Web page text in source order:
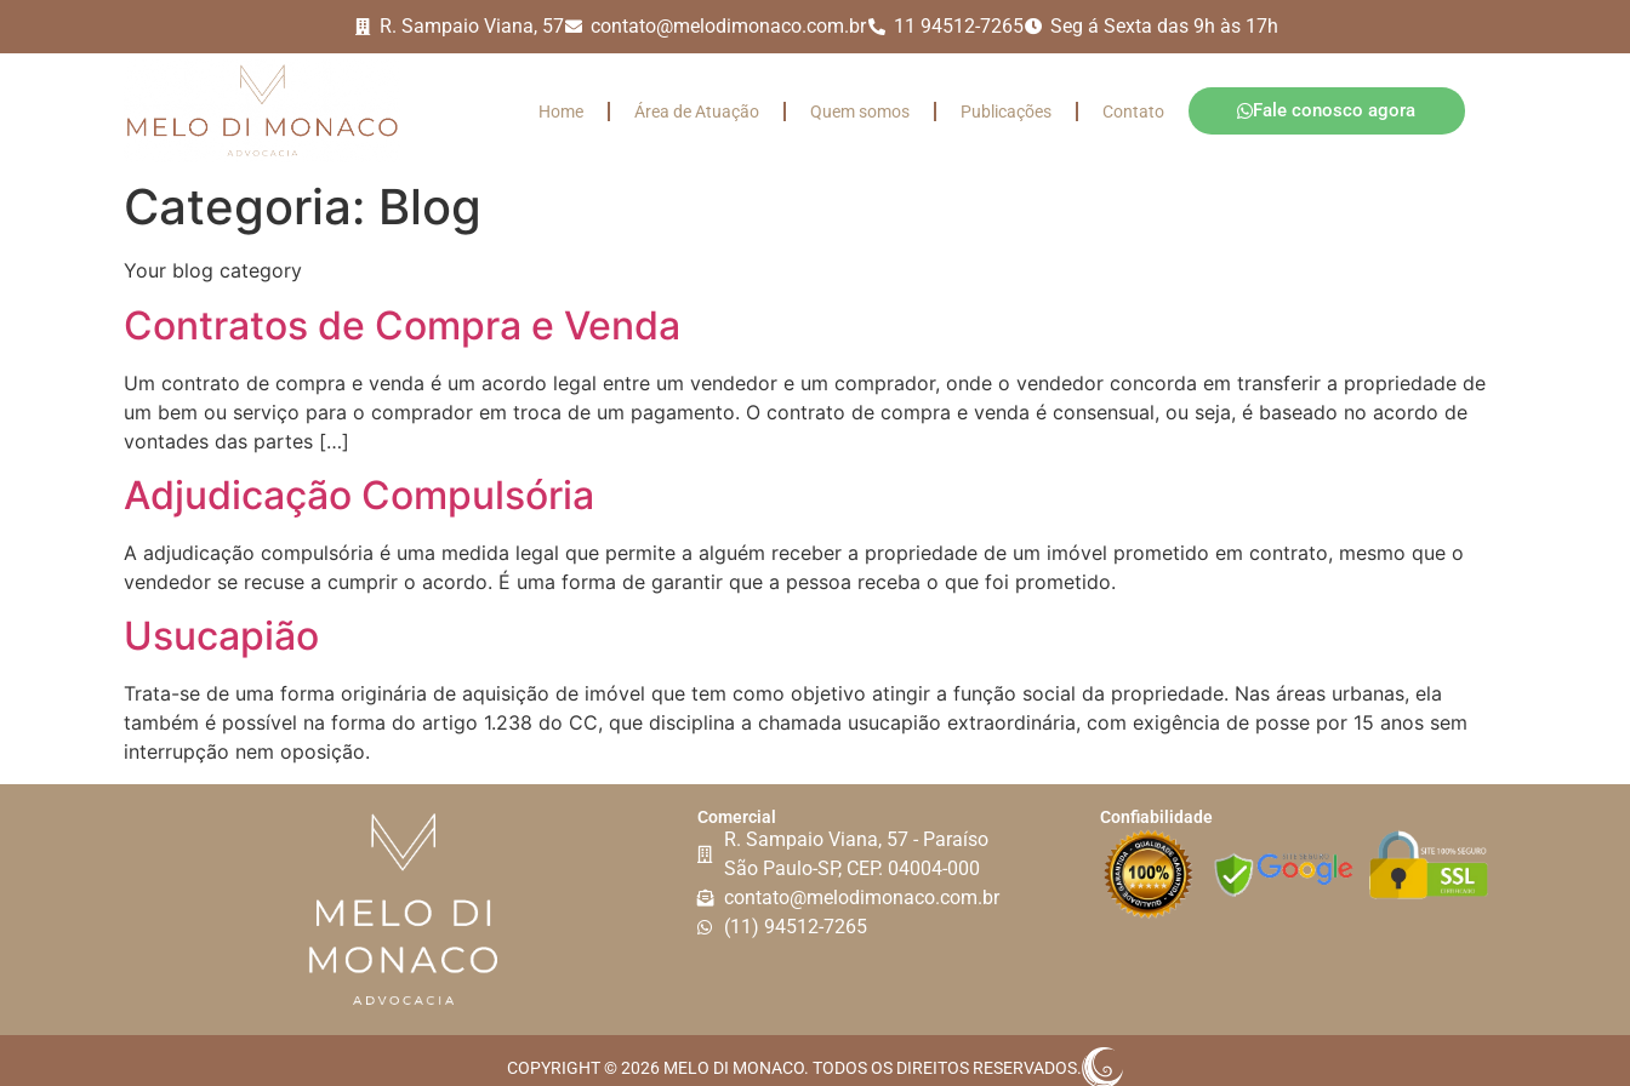
R. Sampaio Viana, 57 contato@melodimonaco.com.br 11 94512-7265 Seg á Sexta das 9h às 17h
Home Área de Atuação Quem somos Publicações Contato Fale conosco agora
Categoria: Blog
Your blog category
Contratos de Compra e Venda
Um contrato de compra e venda é um acordo legal entre um vendedor e um comprador, onde o vendedor concorda em transferir a propriedade de
um bem ou serviço para o comprador em troca de um pagamento. O contrato de compra e venda é consensual, ou seja, é baseado no acordo de
vontades das partes […]
Adjudicação Compulsória
A adjudicação compulsória é uma medida legal que permite a alguém receber a propriedade de um imóvel prometido em contrato, mesmo que o
vendedor se recuse a cumprir o acordo. É uma forma de garantir que a pessoa receba o que foi prometido.
Usucapião
Trata-se de uma forma originária de aquisição de imóvel que tem como objetivo atingir a função social da propriedade. Nas áreas urbanas, ela
também é possível na forma do artigo 1.238 do CC, que disciplina a chamada usucapião extraordinária, com exigência de posse por 15 anos sem
interrupção nem oposição.
Comercial
R. Sampaio Viana, 57 - Paraíso
São Paulo-SP, CEP. 04004-000
contato@melodimonaco.com.br
(11) 94512-7265
Confiabilidade
COPYRIGHT © 2026 MELO DI MONACO. TODOS OS DIREITOS RESERVADOS.